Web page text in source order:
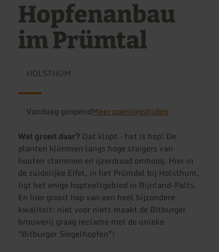
Hopfenanbau
im Prümtal
HOLSTHUM
Vandaag geopendMeer openingstijden
Wat groeit daar? Dat klopt - het is hop! De
planten klimmen langs hoge steigers van
houten stammen en ijzerdraad omhoog. Hier in
de zuidelijke Eifel, in het Prümdal bij Holsthum,
ligt het enige hopteeltgebied in Rijnland-Palts.
En hier groeit hop van een heel bijzondere
kwaliteit: niet voor niets maakt de Bitburger
brouwerij graag reclame met de unieke
"Bitburger Siegelhopfen"!